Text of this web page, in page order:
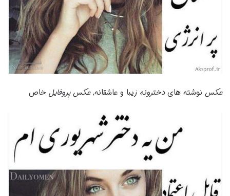
عکس نوشته هایدخترونه زیبا و عاشقانه,عکس پروفایل خاص